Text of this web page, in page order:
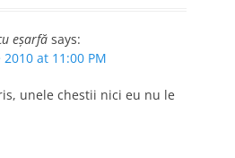
eşarfă says:
at 11:00 PM
unele chestii nici eu nu le